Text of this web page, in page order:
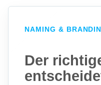
NAMING &
Der